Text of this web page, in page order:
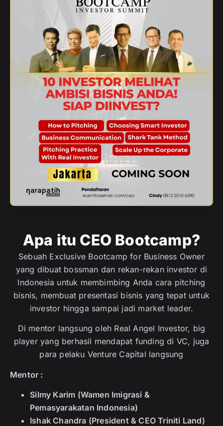
Apa itu CEO Bootcamp?
Sebuah Exclusive Bootcamp for Business Owner
yang dibuat bossman dan rekan-rekan investor di
Indonesia untuk membimbing Anda cara pitching
bisnis, membuat presentasi bisnis yang tepat untuk
investor hingga sampai jadi market leader.
Di mentor langsung oleh Real Angel Investor, big
player yang berhasil mendapat funding di VC, juga
para pelaku Venture Capital langsung
Mentor :
⁠Silmy Karim (Wamen Imigrasi &
Pemasyarakatan Indonesia)
Ishak Chandra (President & CEO Triniti Land)